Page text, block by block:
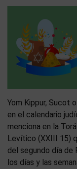
Yom Kippur, Sucot
en el calendario
menciona en la
Levítico (XXIII 15)
del segundo día de
los días y las